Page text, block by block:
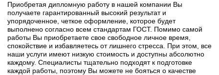
получаете гарантированный высокий результат и
упорядоченное, четкое оформление, которое будет
выполнено согласно всем стандартам ГОСТ. Помимо самой
работы Вы приобретаете свое свободное личное время,
спокойствие и избавляетесь от лишнего стресса. При этом, все
наши услуги имеют низкую стоимость и доступны абсолютно
каждому. Специалисты тщательно подходят к подготовке
каждой работы, поэтому Вы можете не бояться о качестве
диплома. Приобретая у нас работу, вы получаете много